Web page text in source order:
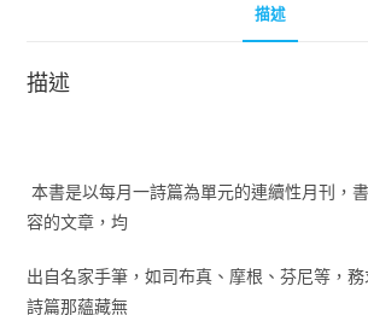
描述
描述
本書是以每月一詩篇為單元的連續性月刊，
容的文章，均
出自名家手筆，如司布真、摩根、芬尼等，
詩篇那蘊藏無